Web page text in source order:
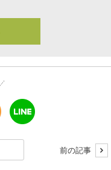
前の記事